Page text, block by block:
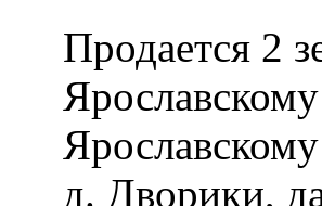
Продается 2
д. Дворики,